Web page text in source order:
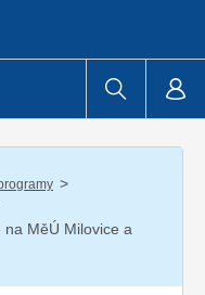
/
MěÚ Milovice a